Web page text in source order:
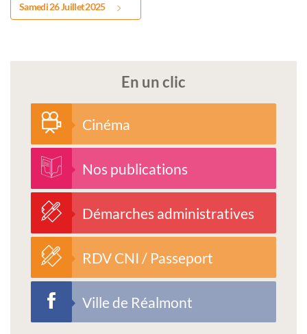
Samedi 26 Juillet 2025
En un clic
Cinéma
Nos publications
Démarches administratives
RDV CNI / Passeport
Ville de Réalmont